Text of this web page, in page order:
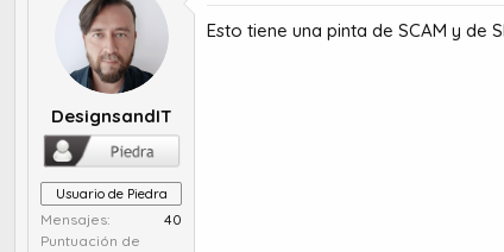
DesignsandIT
Usuario de Piedra
Mensajes
40
Puntuación de
Esto tiene una pinta de SCAM y de